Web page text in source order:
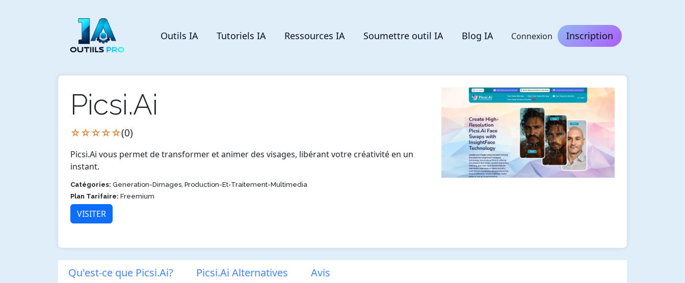
Outils IA Tutoriels IA Ressources IA Soumettre outil IA Blog IA Connexion Inscription
Picsi.Ai
☆☆☆☆☆(0)
Picsi.Ai vous permet de transformer et animer des visages, libérant votre créativité en un
instant.
Catégories: Generation-Dimages, Production-Et-Traitement-Multimedia
Plan Tarifaire: Freemium
VISITER
Qu'est-ce que Picsi.Ai? Picsi.Ai Alternatives Avis